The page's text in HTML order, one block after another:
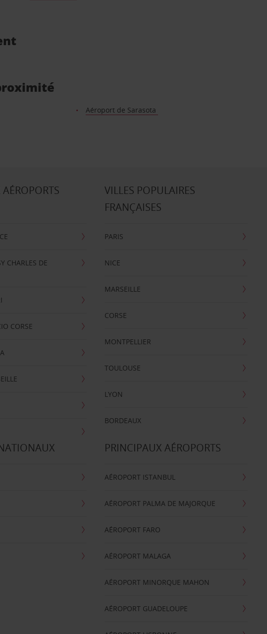
Aéroport de Sarasota
CHARLES DE
CORSE
VILLES POPULAIRES
FRANÇAISES
PARIS
NICE
MARSEILLE
CORSE
MONTPELLIER
TOULOUSE
LYON
BORDEAUX
PRINCIPAUX AÉROPORTS
AÉROPORT ISTANBUL
AÉROPORT PALMA DE MAJORQUE
AÉROPORT FARO
AÉROPORT MALAGA
AÉROPORT MINORQUE MAHON
AÉROPORT GUADELOUPE